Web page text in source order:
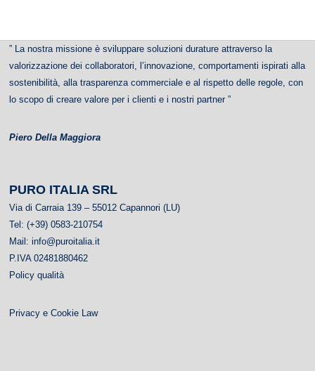
” La nostra missione è sviluppare soluzioni durature attraverso la
valorizzazione dei collaboratori, l’innovazione, comportamenti ispirati alla
sostenibilità, alla trasparenza commerciale e al rispetto delle regole, con
lo scopo di creare valore per i clienti e i nostri partner ”
Piero Della Maggiora
PURO ITALIA SRL
Via di Carraia 139 – 55012 Capannori (LU)
Tel: (+39) 0583-210754
Mail:info@puroitalia.it
P.IVA 02481880462
Policy qualità
Privacy e Cookie Law